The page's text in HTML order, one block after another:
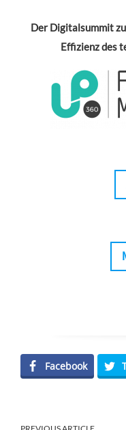
Der Digitalsummit
Effizienz des
Facebook